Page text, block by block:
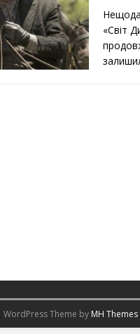
«Світ
Theme by MH Themes